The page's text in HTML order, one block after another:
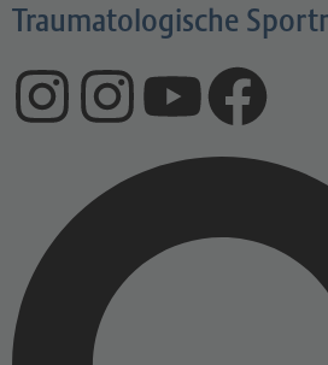
Traumatologische